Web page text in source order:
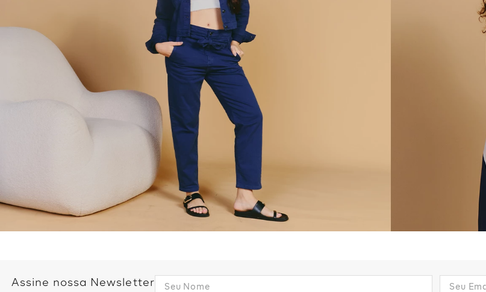
Assine nossa Newsletter